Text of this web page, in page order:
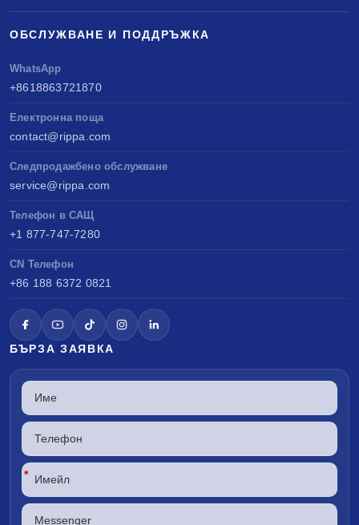
ОБСЛУЖВАНЕ И ПОДДРЪЖКА
WhatsApp
+8618863721870
Електронна поща
contact@rippa.com
Следпродажбено обслужване
service@rippa.com
Телефон в САЩ
+1 877-747-7280
CN Телефон
+86 188 6372 0821
БЪРЗА ЗАЯВКА
*